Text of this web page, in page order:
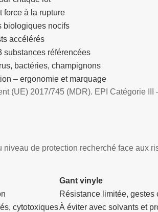
force à la rupture
biologiques nocifs
accélérés
substances référencées
bactéries, champignons
– ergonomie et marquage
(UE) 2017/745 (MDR). EPI Catégorie III
niveau de protection recherché face aux
Gant vinyle
Résistance limitée, gestes
cytotoxiquesÀ éviter avec solvants et